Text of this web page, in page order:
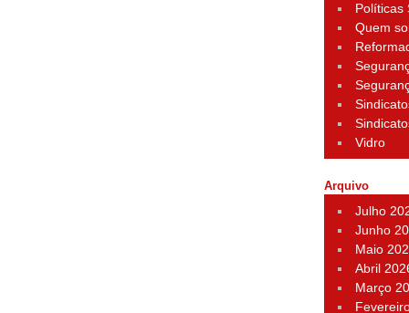
Políticas
Quem
Vidro
Arquivo
Julho
Junho
Maio
Abril
Março